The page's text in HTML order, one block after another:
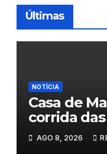
Últimas
NOTÍCIA
Casa de
corrida
Maravilhas
AGO 8, 2026